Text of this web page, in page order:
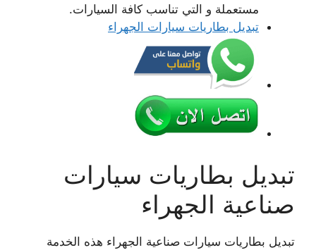
مستعملة و التي تناسب كافة السيارات.
تبديل بطاريات سيارات الجهراء
تبديل بطاريات سيارات
صناعية الجهراء
تبديل بطاريات سيارات صناعية الجهراء هذه الخدمة